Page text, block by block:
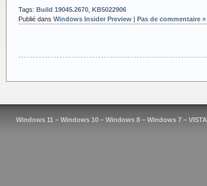
Tags: Build 19045.2670
KB5022906
Publié dans Windows Insider Preview Pas de commentaire »
Windows 11 – Windows 10 – Windows 8 – Windows 7 – VISTA